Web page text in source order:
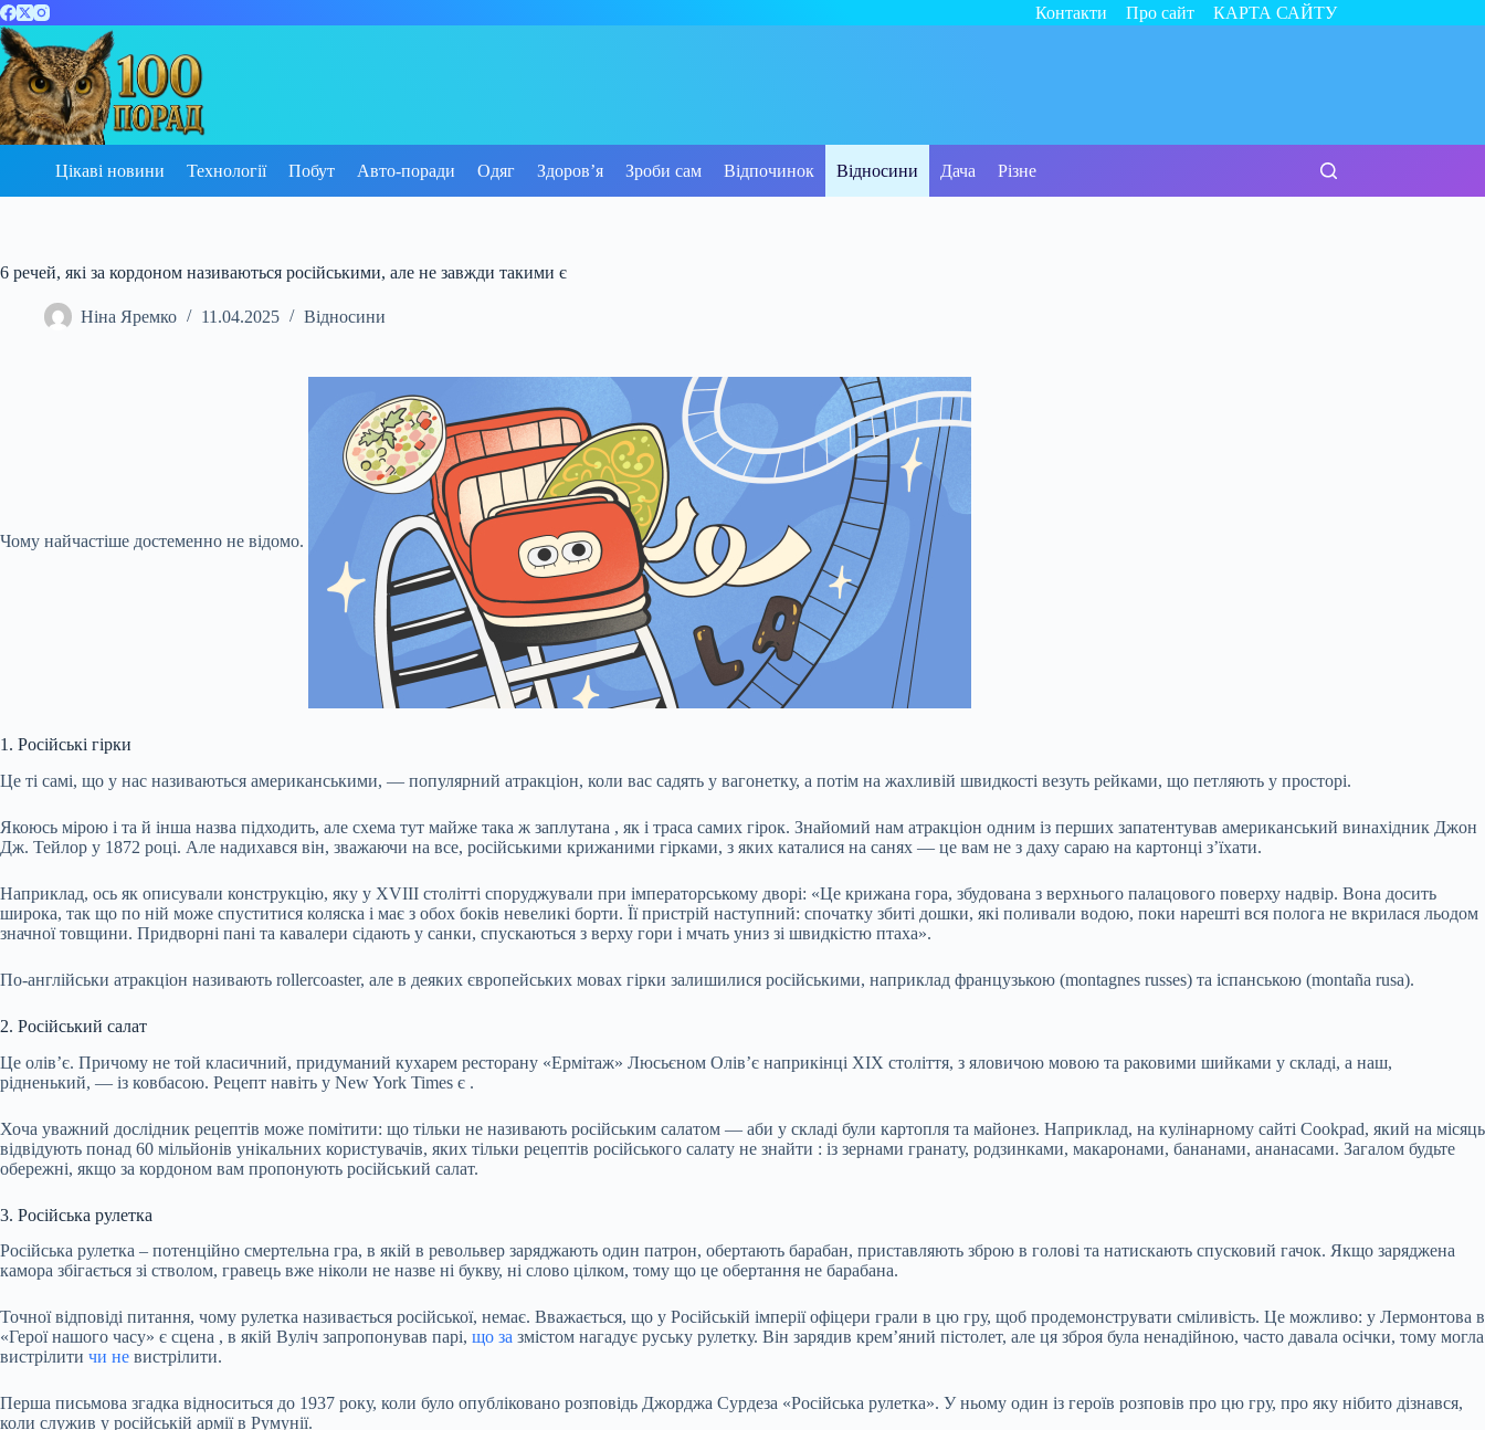
Перейти
до
вмісту
Контакти Про сайт КАРТА САЙТУ
Цікаві новини Технології Побут Авто-поради Одяг Здоров’я Зроби сам Відпочинок Відносини Дача Різне
6 речей, які за кордоном називаються російськими, але не завжди такими є
Ніна Яремко 11.04.2025 Відносини
Чому найчастіше достеменно не відомо.
1. Російські гірки
Це ті самі, що у нас називаються американськими, — популярний атракціон, коли вас садять у вагонетку, а потім на жахливій швидкості везуть рейками, що петляють у просторі.
Якоюсь мірою і та й інша назва підходить, але схема тут майже така ж заплутана , як і траса самих гірок. Знайомий нам атракціон одним із перших запатентував американський винахідник Джон
Дж. Тейлор у 1872 році. Але надихався він, зважаючи на все, російськими крижаними гірками, з яких каталися на санях — це вам не з даху сараю на картонці з’їхати.
Наприклад, ось як описували конструкцію, яку у XVIII столітті споруджували при імператорському дворі: «Це крижана гора, збудована з верхнього палацового поверху надвір. Вона досить
широка, так що по ній може спуститися коляска і має з обох боків невеликі борти. Її пристрій наступний: спочатку збиті дошки, які поливали водою, поки нарешті вся полога не вкрилася льодом
значної товщини. Придворні пані та кавалери сідають у санки, спускаються з верху гори і мчать униз зі швидкістю птаха».
По-англійськи атракціон називають rollercoaster, але в деяких європейських мовах гірки залишилися російськими, наприклад французькою (montagnes russes) та іспанською (montaña rusa).
2. Російський салат
Це олів’є. Причому не той класичний, придуманий кухарем ресторану «Ермітаж» Люсьєном Олів’є наприкінці XIX століття, з яловичою мовою та раковими шийками у складі, а наш,
рідненький, — із ковбасою. Рецепт навіть у New York Times є .
Хоча уважний дослідник рецептів може помітити: що тільки не називають російським салатом — аби у складі були картопля та майонез. Наприклад, на кулінарному сайті Cookpad, який на місяць
відвідують понад 60 мільйонів унікальних користувачів, яких тільки рецептів російського салату не знайти : із зернами гранату, родзинками, макаронами, бананами, ананасами. Загалом будьте
обережні, якщо за кордоном вам пропонують російський салат.
3. Російська рулетка
Російська рулетка – потенційно смертельна гра, в якій в револьвер заряджають один патрон, обертають барабан, приставляють зброю в голові та натискають спусковий гачок. Якщо заряджена
камора збігається зі стволом, гравець вже ніколи не назве ні букву, ні слово цілком, тому що це обертання не барабана.
Точної відповіді питання, чому рулетка називається російської, немає. Вважається, що у Російській імперії офіцери грали в цю гру, щоб продемонструвати сміливість. Це можливо: у Лермонтова в
«Герої нашого часу» є сцена , в якій Вуліч запропонував парі, що за змістом нагадує руську рулетку. Він зарядив крем’яний пістолет, але ця зброя була ненадійною, часто давала осічки, тому могла
вистрілити чи не вистрілити.
Перша письмова згадка відноситься до 1937 року, коли було опубліковано розповідь Джорджа Сурдеза «Російська рулетка». У ньому один із героїв розповів про цю гру, про яку нібито дізнався,
коли служив у російській армії в Румунії.